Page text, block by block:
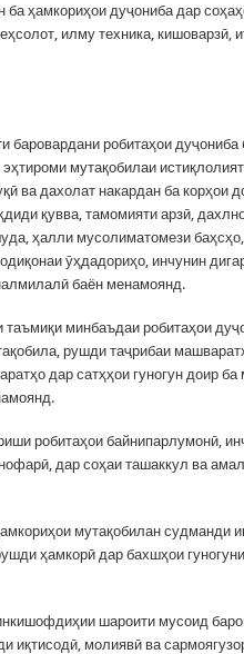
ҳамкориҳои дуҷониба дар
илму техника, кишоварзӣ,
баровардани робитаҳои дуҷониба
мутақобилаи
ва дахолат накардан ба корҳои
қувва, тамомияти арзӣ,
ҳалли мусолиматомези баҳсҳо,
ӯҳдадориҳо, инчунин
баён менамоянд.
минбаъдаи робитаҳои
рушди таҷрибаи
дар сатҳҳои гуногун доир
робитаҳои байнипарлумонӣ,
дар соҳаи ташаккул ва
мутақобилан судманди
ҳамкорӣ дар бахшҳои
шароити мусоид
иқтисодӣ, молиявӣ ва